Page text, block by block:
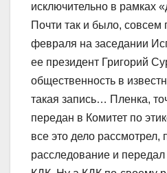
исключительно в рамках
Почти так и было,
февраля на заседании
ее президент Григорий
общественность в
такая запись… Пленка,
передан в Комитет по
все это дело рассмотрел,
расследование и передал